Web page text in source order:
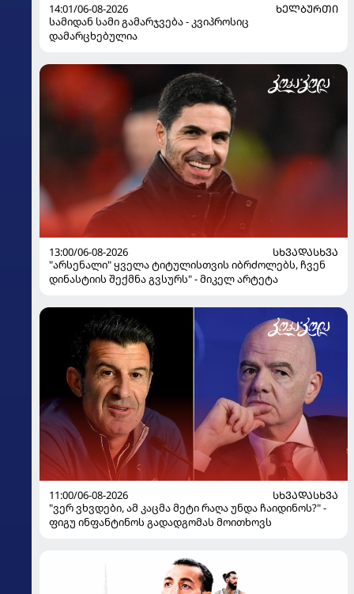
14:01/06-08-2026
ᲮᲔᲚᲑᲣᲠᲗᲘ
სამიდან სამი გამარჯვება - კვიპროსიც
დამარცხებულია
13:00/06-08-2026
ᲡᲮᲕᲐᲓᲐᲡᲮᲕᲐ
"არსენალი" ყველა ტიტულისთვის იბრძოლებს, ჩვენ
დინასტიის შექმნა გვსურს" - მიკელ არტეტა
11:00/06-08-2026
ᲡᲮᲕᲐᲓᲐᲡᲮᲕᲐ
"ვერ ვხვდები, ამ კაცმა მეტი რაღა უნდა ჩაიდინოს?" -
ფიგუ ინფანტინოს გადადგომას მოითხოვს